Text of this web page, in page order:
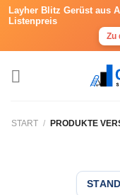
Layher Blitz Gerüst aus
Listenpreis
Zu
START / PRODUKTE